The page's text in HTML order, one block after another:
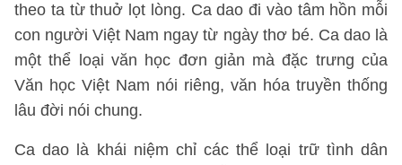
theo ta từ thuở lọt lòng. Ca dao đi vào tâm hồn mỗi
con người Việt Nam ngay từ ngày thơ bé. Ca dao là
một thể loại văn học đơn giản mà đặc trưng của
Văn học Việt Nam nói riêng, văn hóa truyền thống
lâu đời nói chung.
Ca dao là khái niệm chỉ các thể loại trữ tình dân